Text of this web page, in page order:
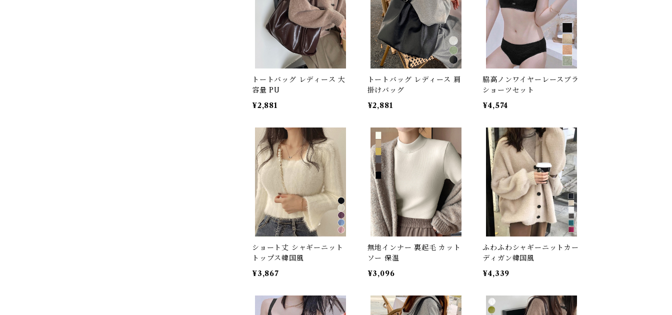
トートバッグ レディース 大
容量 PU
¥2,881
トートバッグ レディース 肩
掛けバッグ
¥2,881
脇高ノンワイヤーレースブラ
ショーツセット
¥4,574
ショート丈 シャギーニット
トップス韓国風
¥3,867
無地インナー 裏起毛 カット
ソー 保温
¥3,096
ふわふわシャギーニットカー
ディガン韓国風
¥4,339